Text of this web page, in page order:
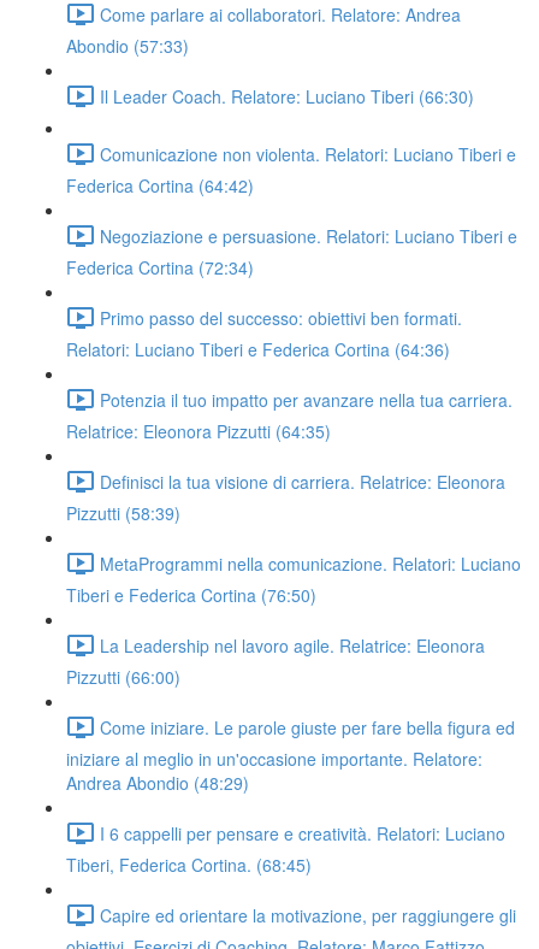
Come parlare ai collaboratori. Relatore: Andrea
Abondio (57:33)
Il Leader Coach. Relatore: Luciano Tiberi (66:30)
Comunicazione non violenta. Relatori: Luciano Tiberi e
Federica Cortina (64:42)
Negoziazione e persuasione. Relatori: Luciano Tiberi e
Federica Cortina (72:34)
Primo passo del successo: obiettivi ben formati.
Relatori: Luciano Tiberi e Federica Cortina (64:36)
Potenzia il tuo impatto per avanzare nella tua carriera.
Relatrice: Eleonora Pizzutti (64:35)
Definisci la tua visione di carriera. Relatrice: Eleonora
Pizzutti (58:39)
MetaProgrammi nella comunicazione. Relatori: Luciano
Tiberi e Federica Cortina (76:50)
La Leadership nel lavoro agile. Relatrice: Eleonora
Pizzutti (66:00)
Come iniziare. Le parole giuste per fare bella figura ed
iniziare al meglio in un'occasione importante. Relatore:
Andrea Abondio (48:29)
I 6 cappelli per pensare e creatività. Relatori: Luciano
Tiberi, Federica Cortina. (68:45)
Capire ed orientare la motivazione, per raggiungere gli